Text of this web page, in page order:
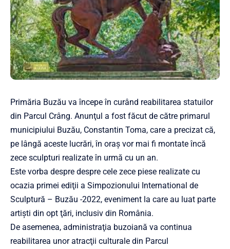
Primăria Buzău va începe în curând reabilitarea statuilor
din Parcul Crâng. Anunţul a fost făcut de către primarul
municipiului Buzău, Constantin Toma, care a precizat că,
pe lângă aceste lucrări, în oraş vor mai fi montate încă
zece sculpturi realizate în urmă cu un an.
Este vorba despre despre cele zece piese realizate cu
ocazia primei ediţii a Simpozionului International de
Sculptură – Buzău -2022, eveniment la care au luat parte
artişti din opt ţări, inclusiv din România.
De asemenea, administraţia buzoiană va continua
reabilitarea unor atracţii culturale din Parcul